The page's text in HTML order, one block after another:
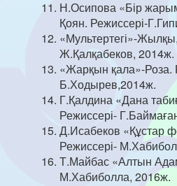
Н.Осипова «Бір
Қоян. Режиссері-
«Мультертегі»-
Ж.Қалқабеков, 2014ж.
«Жарқын қала»-Роза.
Б.Ходырев,2014ж.
Г.Қалдина «Дана
Режиссері-
Д.Исабеков «Құстар
Режиссері-
Т.Майбас «Алтын
М.Хабиболла, 2016ж.